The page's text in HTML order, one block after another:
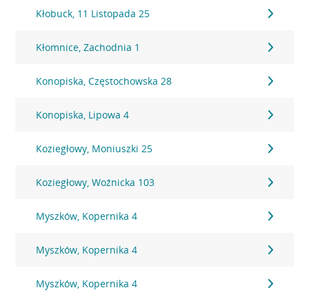
Kłobuck, 11 Listopada 25
Kłomnice, Zachodnia 1
Konopiska, Częstochowska 28
Konopiska, Lipowa 4
Koziegłowy, Moniuszki 25
Koziegłowy, Woźnicka 103
Myszków, Kopernika 4
Myszków, Kopernika 4
Myszków, Kopernika 4